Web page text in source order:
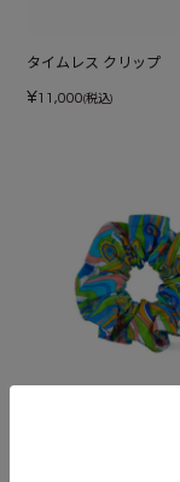
タイムレス クリップ
¥11,000(税込)